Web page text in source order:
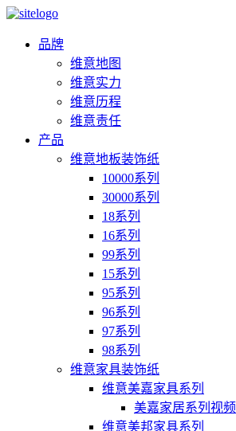
品牌
维意地图
维意实力
维意历程
维意责任
产品
维意地板装饰纸
10000系列
30000系列
18系列
16系列
99系列
15系列
95系列
96系列
97系列
98系列
维意家具装饰纸
维意美嘉家具系列
美嘉家居系列视频
维意美邦家具系列